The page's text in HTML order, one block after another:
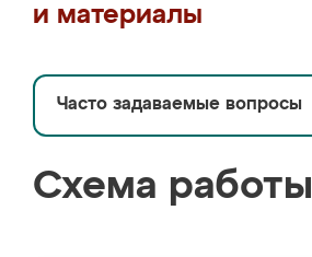
и материалы
Часто задаваемые вопросы
Схема работы